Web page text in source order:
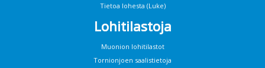
Tietoa lohesta (Luke)
Lohitilastoja
Muonion lohitilastot
Tornionjoen saalistietoja